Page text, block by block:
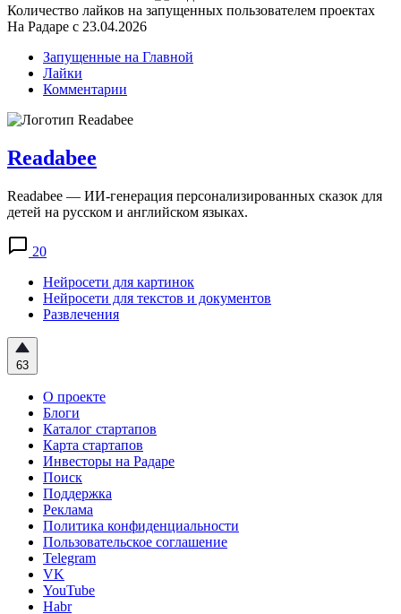
Количество лайков на запущенных пользователем проектах
На Радаре с 23.04.2026
Запущенные на Главной
Лайки
Комментарии
Readabee
Readabee — ИИ-генерация персонализированных сказок для
детей на русском и английском языках.
20
Нейросети для картинок
Нейросети для текстов и документов
Развлечения
63
О проекте
Блоги
Каталог стартапов
Карта стартапов
Инвесторы на Радаре
Поиск
Поддержка
Реклама
Политика конфиденциальности
Пользовательское соглашение
Telegram
VK
YouTube
Habr